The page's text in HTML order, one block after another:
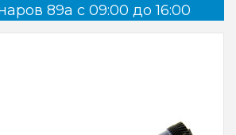
89а с 09:00 до 16:00